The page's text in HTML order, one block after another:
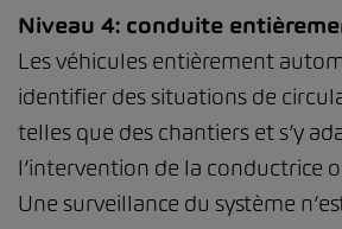
Niveau 4: conduite
Les véhicules entièrement
identifier des situations de
telles que des chantiers et s’y
l’intervention de la conductrice
Une surveillance du système